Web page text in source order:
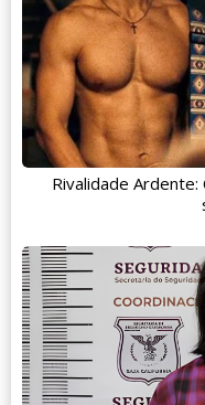
Rivalidade Ardente: